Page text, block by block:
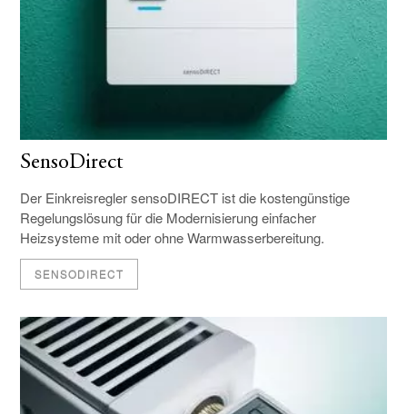
SensoDirect
Der Einkreisregler sensoDIRECT ist die kostengünstige
Regelungslösung für die Modernisierung einfacher
Heizsysteme mit oder ohne Warmwasserbereitung.
SENSODIRECT